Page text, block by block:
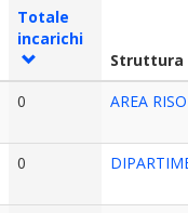
Totale
incarichi
Struttura
0 AREA
0